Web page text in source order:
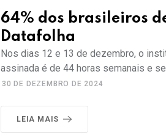
64% dos brasileiros
Datafolha
Nos dias 12 e 13 de dezembro, o
assinada é de 44 horas semanais e
30 DE DEZEMBRO DE 2024
LEIA MAIS